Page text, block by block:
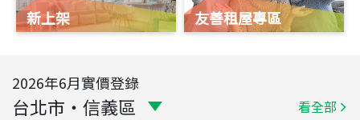
新上架 友善租屋專區
2026年6月實價登錄
台北市 ・ 信義區 看全部